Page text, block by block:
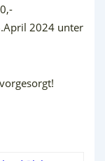
2024 unter